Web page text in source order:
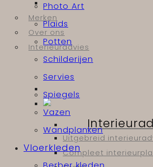
Merken
Over ons
Interieuradvies
Uitgebreid
Compleet
Photo Art
Plaids
Potten
Schilderijen
Servies
Spiegels
Vazen
Wandplanken
Vloerkleden